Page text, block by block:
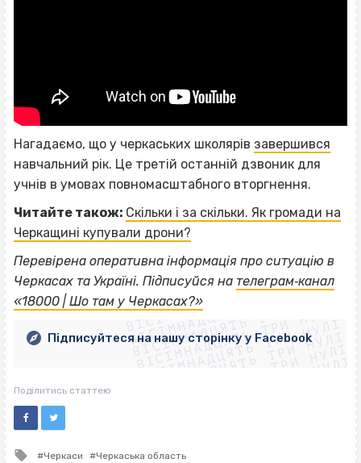
Нагадаємо, що у черкаських школярів завершився
навчальний рік. Це третій останній дзвоник для
учнів в умовах повномасштабного вторгнення.
Читайте також: Скільки і за скільки. Як громади на
Черкащині купували дрони?
Перевірена оперативна інформація про ситуацію в
Черкасах та Україні. Підписуйся на телеграм‐канал
«18000 | Шо там у Черкасах?»ВІСІМНАДЦЯТЬ ТРИ НУЛІ
ВІСІМНАДЦЯТЬ ТРИ НУЛІ
ВІСІМНАДЦЯТЬ ТРИ НУЛІ
ВІСІМНАДЦЯТЬ ТРИ НУЛІ
ВІСІМНАДЦЯТЬ ТРИ НУЛІ
ВІСІМНАДЦЯТЬ ТРИ НУЛІ
ВІСІМНАДЦЯТЬ ТРИ НУЛІ
ВІСІМНАДЦЯТЬ ТРИ НУЛІ
Підписуйтеся на нашу сторінку у Facebook
Поділитись статтею
Tagged
Черкаси Черкаська область